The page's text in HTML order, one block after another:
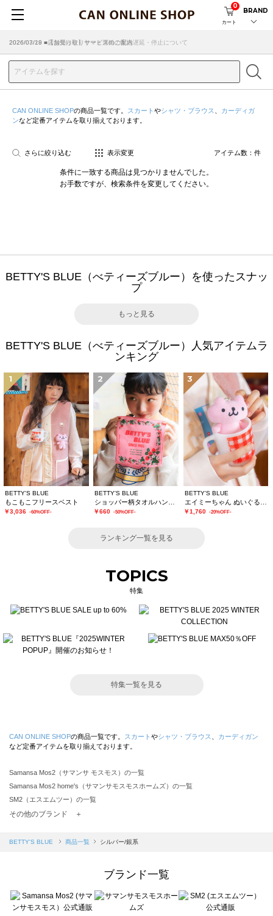
カート
0
BRAND
2026/07/29 ■【お知らせ】ヤマト運輸の配送遅延・停止について
2026/03/18 ■店舗受け取りサービスのご案内
CAN ONLINE SHOPの商品一覧です。 スカート やシャツ・ブラウス
カーディガ
ンなど定番アイテムを取り揃えております。
さらに絞り込む 表示変更 アイテム数： 件
条件に一致する商品は見つかりませんでした。
お手数ですが、検索条件を変更してください。
BETTY'S BLUE（べティーズブルー）を使ったスナッ
プ
もっと見る
BETTY'S BLUE（べティーズブルー）人気アイテムラ
ンキング
1
BETTY'S BLUE
もこもこフリースベスト
￥3,036 -60%OFF-
2
BETTY'S BLUE
￥660 -50%OFF-
3
BETTY'S BLUE
￥1,760 -20%OFF-
ランキング一覧を見る
TOPICS
特集
特集一覧を見る
CAN ONLINE SHOPの商品一覧です。 スカート やシャツ・ブラウス
カーディガン
など定番アイテムを取り揃えております。
Samansa Mos2（サマンサ モスモス）の一覧
Samansa Mos2 home's（サマンサモスモスホームズ）の一覧
SM2（エスエムツー）の一覧
TSUHARU by Samansa Mos2（ツハルバイサマンサモスモス）の一覧
Samansa Mos2 blue（サマンサモスモス ブルー）の一覧
Te chichi（テチチ）の一覧
Te chichi CLASSIC（テチチ クラシック）の一覧
その他のブランド ＋
BETTY'S BLUE 商品一覧 シルバー/銀系
ブランド一覧